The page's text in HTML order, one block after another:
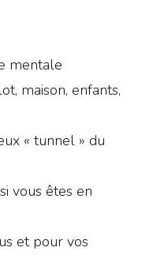
mentale
maison, enfants,
« tunnel » du
vous êtes en
et pour vos